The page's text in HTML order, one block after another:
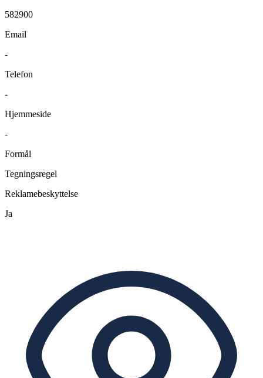
582900
Email
-
Telefon
-
Hjemmeside
-
Formål
Tegningsregel
Reklamebeskyttelse
Ja